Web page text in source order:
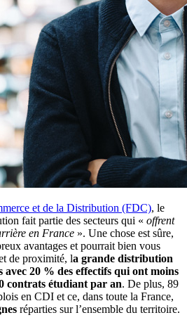
et de la Distribution (FDC), le
fait partie des secteurs qui « offrent
en France ». Une chose est sûre,
avantages et pourrait bien vous
de proximité, la grande distribution
20 % des effectifs qui ont moins
contrats étudiant par an. De plus, 89
en CDI et ce, dans toute la France,
réparties sur l’ensemble du territoire.